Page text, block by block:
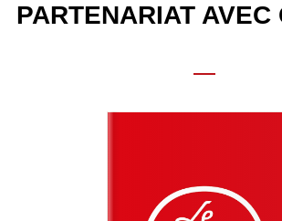
PARTENARIAT AVEC